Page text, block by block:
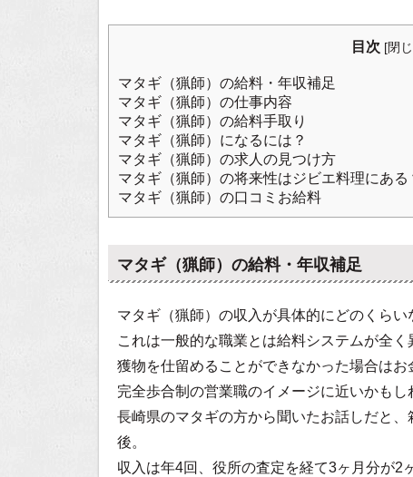
目次 [閉
マタギ（猟師）の給料・年収補足
マタギ（猟師）の仕事内容
マタギ（猟師）の給料手取り
マタギ（猟師）になるには？
マタギ（猟師）の求人の見つけ方
マタギ（猟師）の将来性はジビエ料理にある
マタギ（猟師）の口コミお給料
マタギ（猟師）の給料・年収補足
マタギ（猟師）の収入が具体的にどのくらい
これは一般的な職業とは給料システムが全
獲物を仕留めることができなかった場合は
完全歩合制の営業職のイメージに近いかもし
長崎県のマタギの方から聞いたお話しだと
後。
収入は年4回、役所の査定を経て3ヶ月分が2